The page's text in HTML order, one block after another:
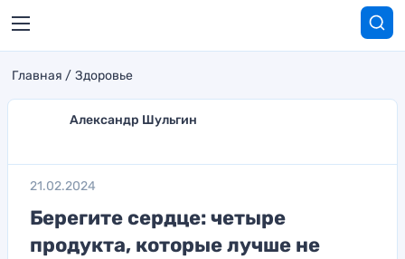
Главная Здоровье
Александр Шульгин
21.02.2024
Берегите сердце: четыре
продукта, которые лучше не